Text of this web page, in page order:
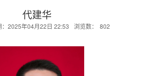
代建华
：2025年04月22日 22:53 浏览数： 802